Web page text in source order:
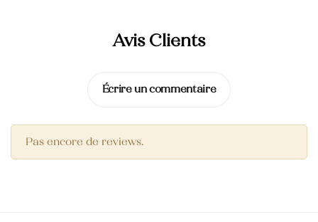
Avis Clients
Écrire un commentaire
Pas encore de reviews.
TND